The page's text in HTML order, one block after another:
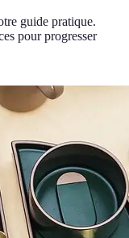
guide pratique.
pour progresser